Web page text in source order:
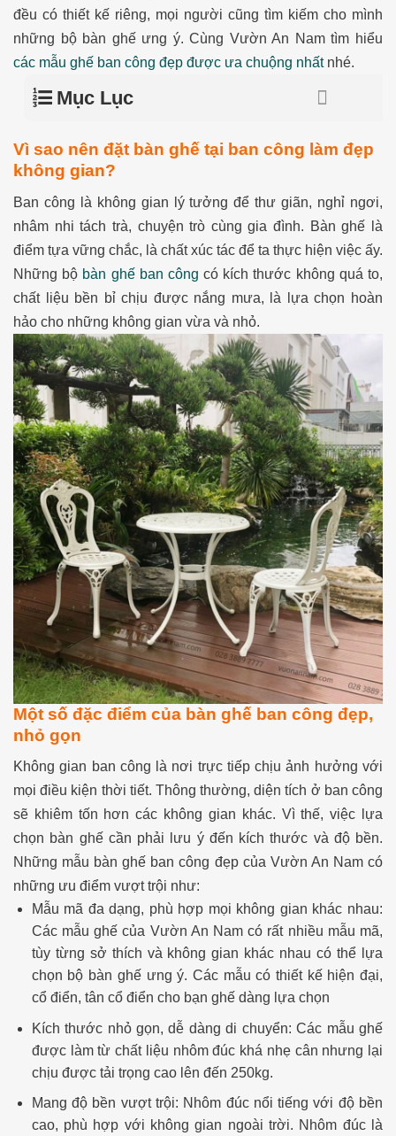
đều có thiết kế riêng, mọi người cũng tìm kiếm cho mình
những bộ bàn ghế ưng ý. Cùng Vườn An Nam tìm hiểu
các mẫu ghế ban công đẹp được ưa chuộng nhấtnhé.
Mục Lục
Vì sao nên đặt bàn ghế tại ban công làm đẹp
không gian?
Ban công là không gian lý tưởng để thư giãn, nghỉ ngơi,
nhâm nhi tách trà, chuyện trò cùng gia đình. Bàn ghế là
điểm tựa vững chắc, là chất xúc tác để ta thực hiện việc ấy.
Những bộ bàn ghế ban công có kích thước không quá to,
chất liệu bền bỉ chịu được nắng mưa, là lựa chọn hoàn
hảo cho những không gian vừa và nhỏ.
Một số đặc điểm của bàn ghế ban công đẹp,
nhỏ gọn
Không gian ban công là nơi trực tiếp chịu ảnh hưởng với
mọi điều kiện thời tiết. Thông thường, diện tích ở ban công
sẽ khiêm tốn hơn các không gian khác. Vì thế, việc lựa
chọn bàn ghế cần phải lưu ý đến kích thước và độ bền.
Những mẫu bàn ghế ban công đẹp của Vườn An Nam có
những ưu điểm vượt trội như:
Mẫu mã đa dạng, phù hợp mọi không gian khác nhau:
Các mẫu ghế của Vườn An Nam có rất nhiều mẫu mã,
tùy từng sở thích và không gian khác nhau có thể lựa
chọn bộ bàn ghế ưng ý. Các mẫu có thiết kế hiện đại,
cổ điển, tân cổ điển cho bạn ghế dàng lựa chọn
Kích thước nhỏ gọn, dễ dàng di chuyển: Các mẫu ghế
được làm từ chất liệu nhôm đúc khá nhẹ cân nhưng lại
chịu được tải trọng cao lên đến 250kg.
Mang độ bền vượt trội: Nhôm đúc nổi tiếng với độ bền
cao, phù hợp với không gian ngoài trời. Nhôm đúc là